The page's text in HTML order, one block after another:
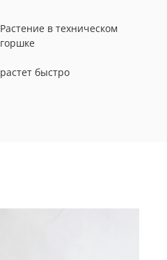
Растение в техническом
горшке
растет быстро